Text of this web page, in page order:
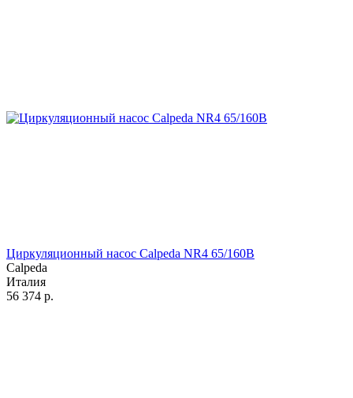
Циркуляционный насос Calpeda NR4 65/160B
Calpeda
Италия
56 374 р.